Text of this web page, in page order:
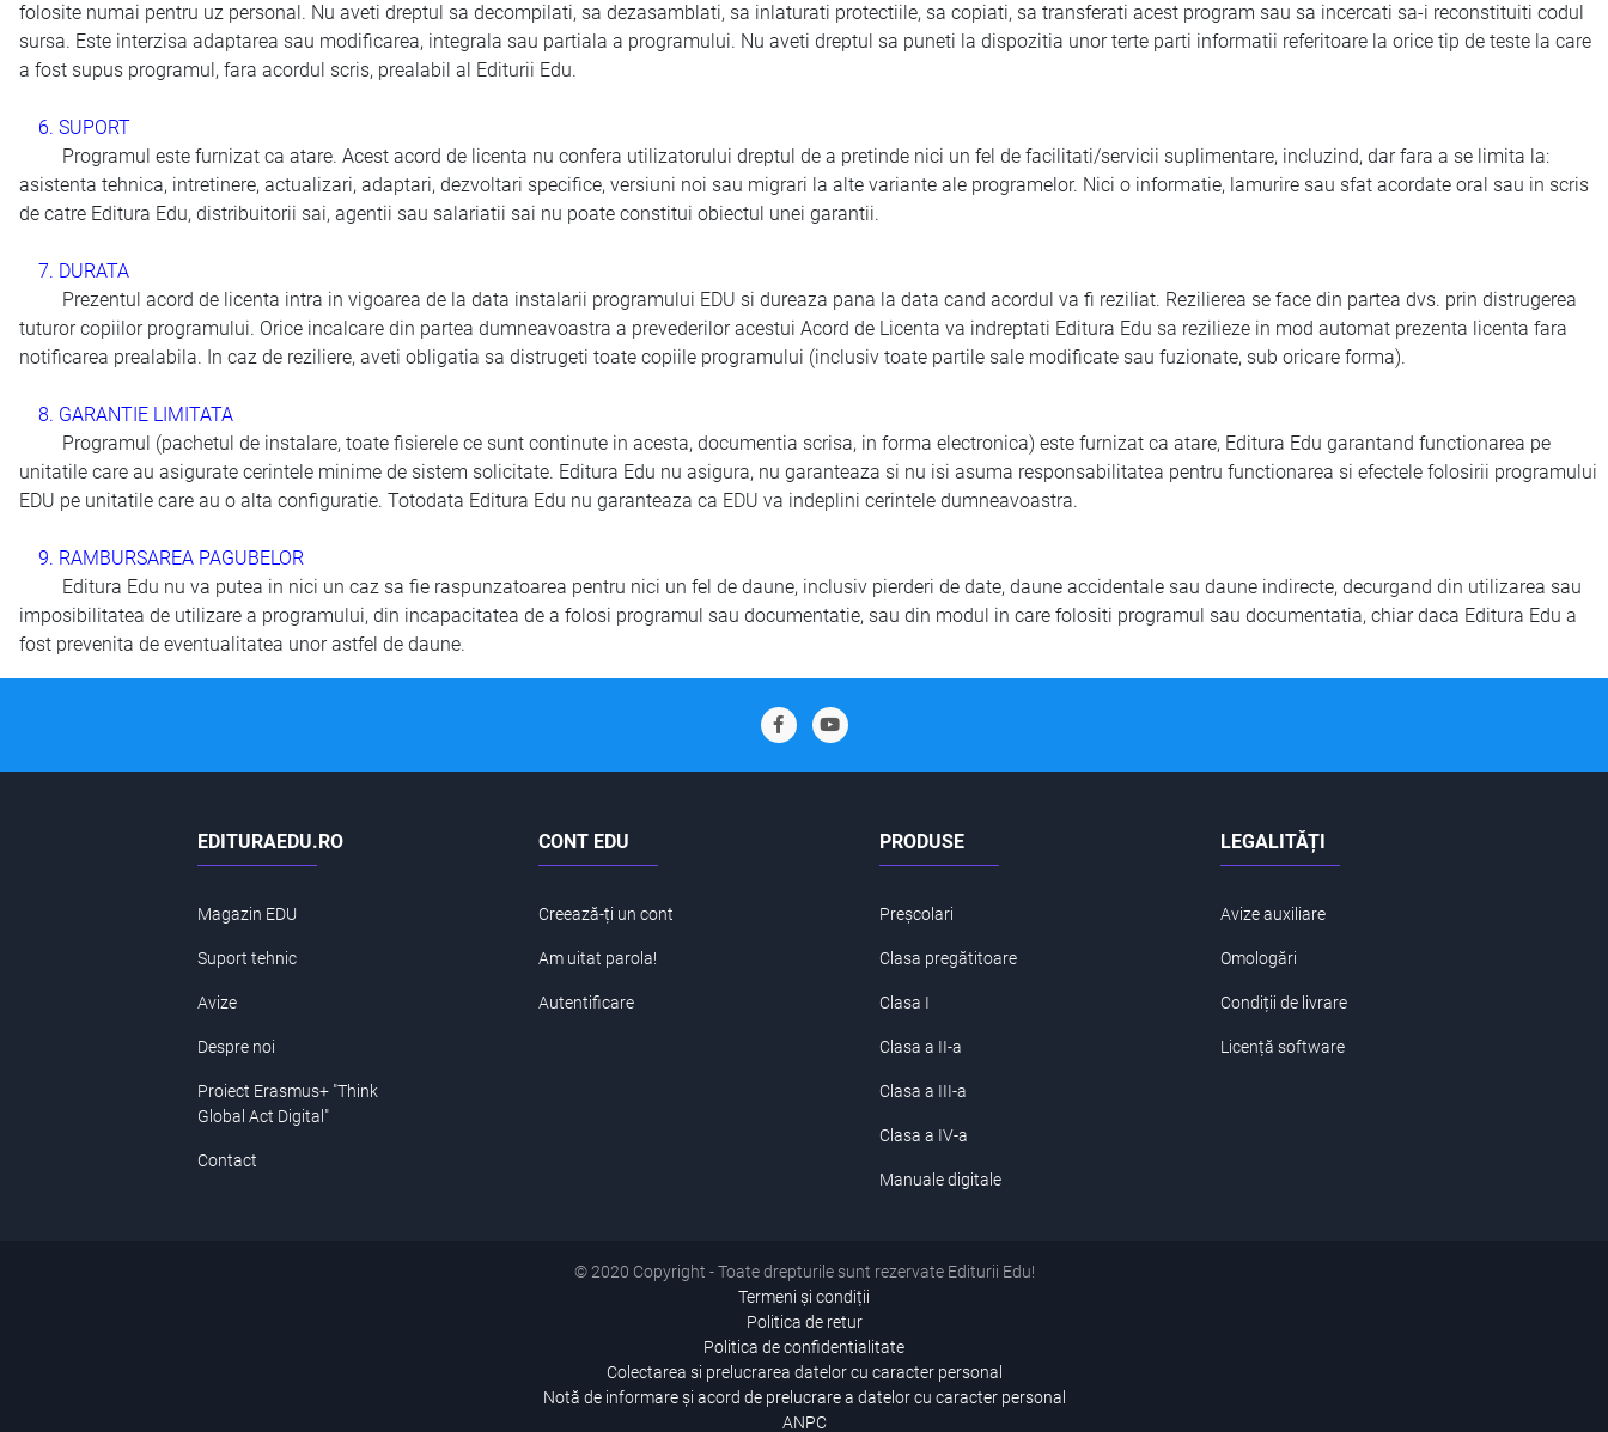
folosite numai pentru uz personal. Nu aveti dreptul sa decompilati, sa dezasamblati, sa inlaturati protectiile, sa copiati, sa transferati acest program sau sa incercati sa-i reconstituiti codul
sursa. Este interzisa adaptarea sau modificarea, integrala sau partiala a programului. Nu aveti dreptul sa puneti la dispozitia unor terte parti informatii referitoare la orice tip de teste la care
a fost supus programul, fara acordul scris, prealabil al Editurii Edu.
6. SUPORT
Programul este furnizat ca atare. Acest acord de licenta nu confera utilizatorului dreptul de a pretinde nici un fel de facilitati/servicii suplimentare, incluzind, dar fara a se limita la:
asistenta tehnica, intretinere, actualizari, adaptari, dezvoltari specifice, versiuni noi sau migrari la alte variante ale programelor. Nici o informatie, lamurire sau sfat acordate oral sau in scris
de catre Editura Edu, distribuitorii sai, agentii sau salariatii sai nu poate constitui obiectul unei garantii.
7. DURATA
Prezentul acord de licenta intra in vigoarea de la data instalarii programului EDU si dureaza pana la data cand acordul va fi reziliat. Rezilierea se face din partea dvs. prin distrugerea
tuturor copiilor programului. Orice incalcare din partea dumneavoastra a prevederilor acestui Acord de Licenta va indreptati Editura Edu sa rezilieze in mod automat prezenta licenta fara
notificarea prealabila. In caz de reziliere, aveti obligatia sa distrugeti toate copiile programului (inclusiv toate partile sale modificate sau fuzionate, sub oricare forma).
8. GARANTIE LIMITATA
Programul (pachetul de instalare, toate fisierele ce sunt continute in acesta, documentia scrisa, in forma electronica) este furnizat ca atare, Editura Edu garantand functionarea pe
unitatile care au asigurate cerintele minime de sistem solicitate. Editura Edu nu asigura, nu garanteaza si nu isi asuma responsabilitatea pentru functionarea si efectele folosirii programului
EDU pe unitatile care au o alta configuratie. Totodata Editura Edu nu garanteaza ca EDU va indeplini cerintele dumneavoastra.
9. RAMBURSAREA PAGUBELOR
Editura Edu nu va putea in nici un caz sa fie raspunzatoarea pentru nici un fel de daune, inclusiv pierderi de date, daune accidentale sau daune indirecte, decurgand din utilizarea sau
imposibilitatea de utilizare a programului, din incapacitatea de a folosi programul sau documentatie, sau din modul in care folositi programul sau documentatia, chiar daca Editura Edu a
fost prevenita de eventualitatea unor astfel de daune.
EDITURAEDU.RO
Magazin EDU
Suport tehnic
Avize
Despre noi
Proiect Erasmus+ "Think
Global Act Digital"
Contact
CONT EDU
Creează-ți un cont
Am uitat parola!
Autentificare
PRODUSE
Preșcolari
Clasa pregătitoare
Clasa I
Clasa a II-a
Clasa a III-a
Clasa a IV-a
Manuale digitale
LEGALITĂȚI
Avize auxiliare
Omologări
Condiții de livrare
Licență software
© 2020 Copyright - Toate drepturile sunt rezervate Editurii Edu!
Termeni și condiții
Politica de retur
Politica de confidentialitate
Colectarea si prelucrarea datelor cu caracter personal
Notă de informare și acord de prelucrare a datelor cu caracter personal
ANPC